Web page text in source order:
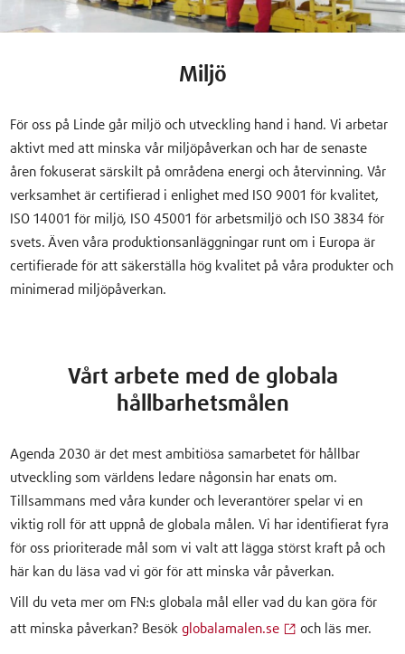
Miljö
För oss på Linde går miljö och utveckling hand i hand. Vi arbetar
aktivt med att minska vår miljöpåverkan och har de senaste
åren fokuserat särskilt på områdena energi och återvinning. Vår
verksamhet är certifierad i enlighet med ISO 9001 för kvalitet,
ISO 14001 för miljö, ISO 45001 för arbetsmiljö och ISO 3834 för
svets. Även våra produktionsanläggningar runt om i Europa är
certifierade för att säkerställa hög kvalitet på våra produkter och
minimerad miljöpåverkan.
Vårt arbete med de globala
hållbarhetsmålen
Agenda 2030 är det mest ambitiösa samarbetet för hållbar
utveckling som världens ledare någonsin har enats om.
Tillsammans med våra kunder och leverantörer spelar vi en
viktig roll för att uppnå de globala målen. Vi har identifierat fyra
för oss prioriterade mål som vi valt att lägga störst kraft på och
här kan du läsa vad vi gör för att minska vår påverkan.
Vill du veta mer om FN:s globala mål eller vad du kan göra för
att minska påverkan? Besökglobalamalen.se och läs mer.